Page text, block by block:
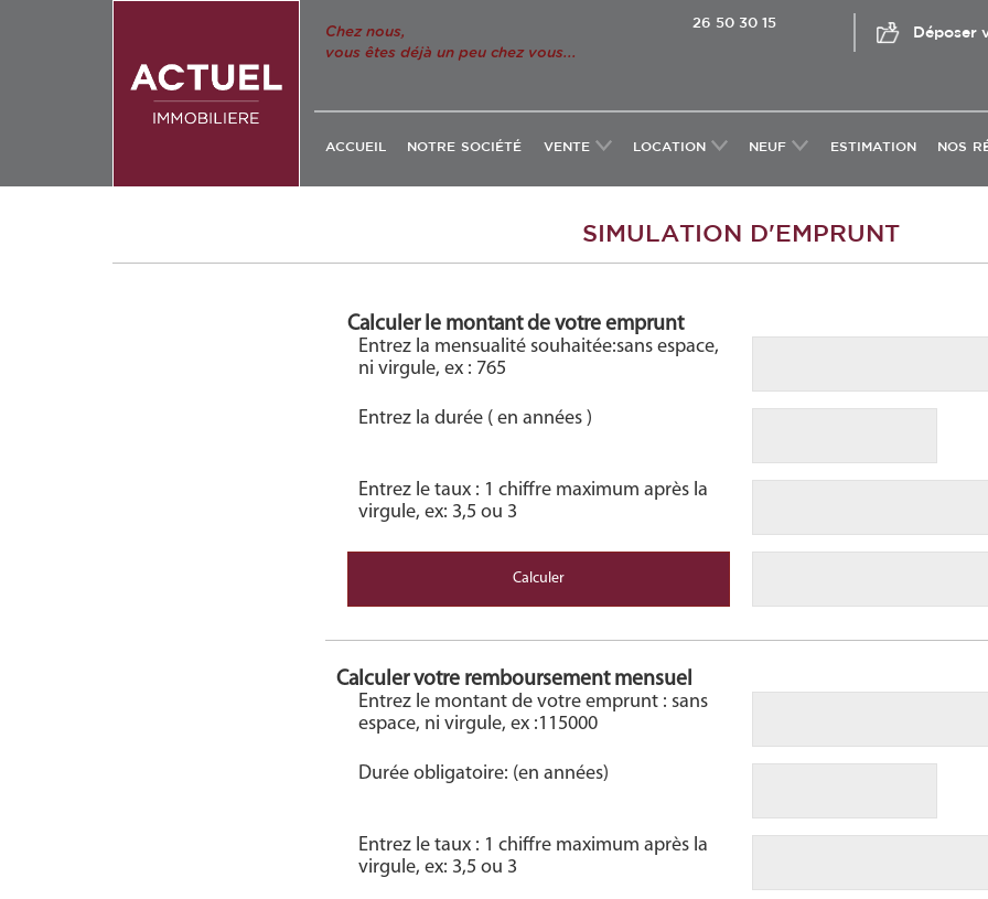
Chez nous,
vous êtes déjà un peu chez vous...
26 50 30 15
Déposer
ACCUEIL NOTRE SOCIÉTÉ VENTE LOCATION NEUF ESTIMATION NOS
SIMULATION D'EMPRUNT
Calculer le montant de votre emprunt
Entrez la mensualité souhaitée:sans espace,
ni virgule, ex : 765
Entrez la durée ( en années )
Entrez le taux : 1 chiffre maximum après la
virgule, ex: 3,5 ou 3
Calculer votre remboursement mensuel
Entrez le montant de votre emprunt : sans
espace, ni virgule, ex :115000
Durée obligatoire: (en années)
Entrez le taux : 1 chiffre maximum après la
virgule, ex: 3,5 ou 3